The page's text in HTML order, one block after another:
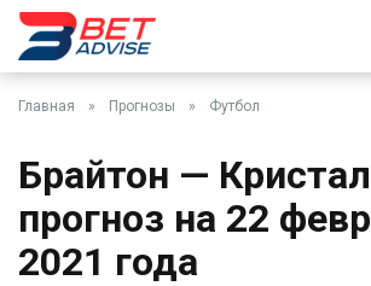
Главная » Прогнозы » Футбол
Брайтон —
прогноз на 22
2021 года